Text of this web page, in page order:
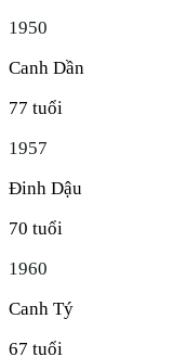
1950
Canh Dần
77 tuổi
1957
Đinh Dậu
70 tuổi
1960
Canh Tý
67 tuổi